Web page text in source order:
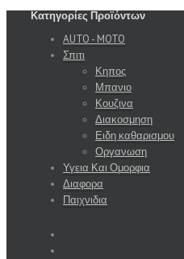
Κατηγορίες Προϊόντων
AUTO - MOTO
Σπιτι
Κηπος
Μπανιο
Κουζινα
Διακοσμηση
Ειδη καθαρισμου
Οργανωση
Υγεια Και Ομορφια
Διαφορα
Παιχνιδια